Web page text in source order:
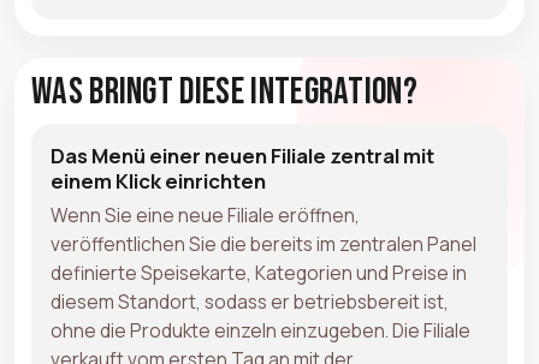
Was bringt diese Integration?
Das Menü einer neuen Filiale zentral mit
einem Klick einrichten
Wenn Sie eine neue Filiale eröffnen,
veröffentlichen Sie die bereits im zentralen Panel
definierte Speisekarte, Kategorien und Preise in
diesem Standort, sodass er betriebsbereit ist,
ohne die Produkte einzeln einzugeben. Die Filiale